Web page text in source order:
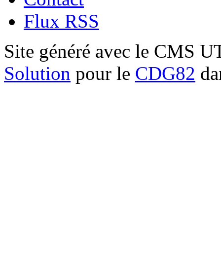
Flux RSS
Site généré avec le CMS
Solution pour le CDG82